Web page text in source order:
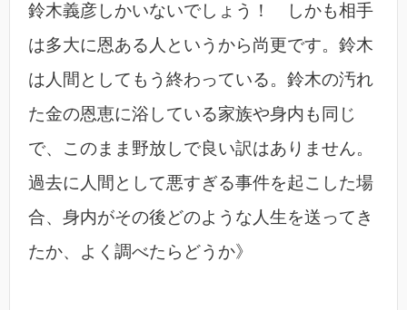
鈴木義彦しかいないでしょう！ しかも相手
は多大に恩ある人というから尚更です。鈴木
は人間としてもう終わっている。鈴木の汚れ
た金の恩恵に浴している家族や身内も同じ
で、このまま野放しで良い訳はありません。
過去に人間として悪すぎる事件を起こした場
合、身内がその後どのような人生を送ってき
たか、よく調べたらどうか》